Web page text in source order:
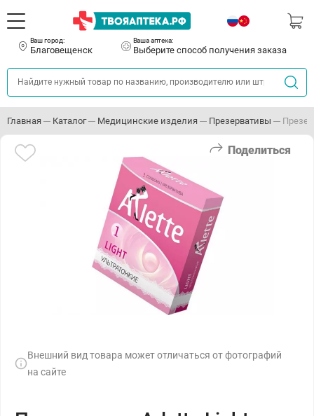
Ваш город:
Благовещенск
Ваша аптека:
Выберите способ получения заказа
Главная Каталог Медицинские изделия Презервативы
Поделиться
Внешний вид товара может отличаться от фотографий
на сайте